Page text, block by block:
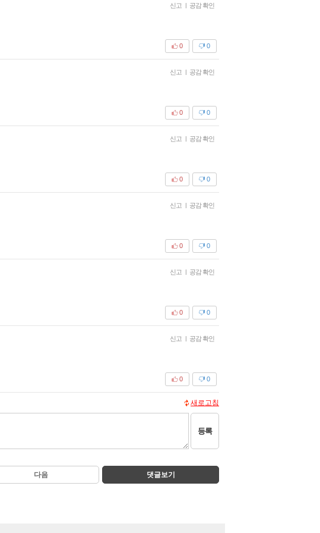
신고 | 공감 확인
0
0
신고 | 공감 확인
0
0
신고 | 공감 확인
0
0
신고 | 공감 확인
0
0
신고 | 공감 확인
0
0
신고 | 공감 확인
0
0
새로고침
등록
다음 댓글보기